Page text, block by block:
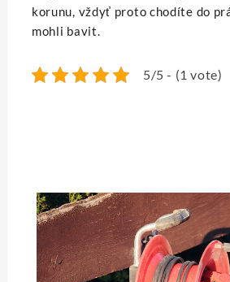
korunu, vždyť proto chodíte do
mohli bavit.
5/5 - (1 vote)